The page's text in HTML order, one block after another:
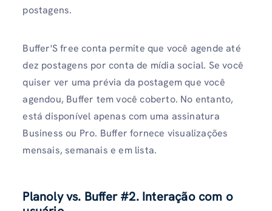
postagens.
Buffer'S free conta permite que você agende até
dez postagens por conta de mídia social. Se você
quiser ver uma prévia da postagem que você
agendou, Buffer tem você coberto. No entanto,
está disponível apenas com uma assinatura
Business ou Pro. Buffer fornece visualizações
mensais, semanais e em lista.
Planoly vs. Buffer #2. Interação com o